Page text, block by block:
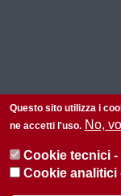
© 2026
P.I.
Questo sito utilizza i
ne accetti l'uso. No,
Cookie tecnici
Cookie analitici